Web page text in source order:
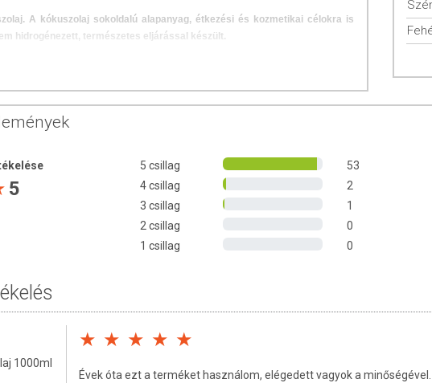
A kókuszolaj sokoldalú alapanyag, étkezési és kozmetikai célokra is
hidrogénezett, természetes eljárással készült.
ideális. Lassan oxidálódik, így hosszú ideig tárolható. 24 Celsius fok felett
alatta fehér, kemény zsírrá szilárdul. A szűrt kókuszolajnak nincs kókusz
mellett a kókuszolajat szépségápolásra is használhatja. Hidratáló, gyorsan
Alkalmazható a száraz, töredezett haj ápolására és a fejbőr védelmére, kiváló
Tökéletes házi készítésű kencékhez. Bázisolajként is használható.
fájdalmak enyhítésében.
max. 2%)
5
5 csillag
53
4 csillag
2
3 csillag
1
2 csillag
0
1 csillag
0
1000ml
Évek óta ezt a terméket használom, elégedett vagyok a minőségével.